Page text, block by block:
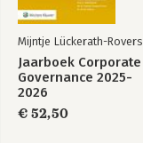
Bekijk alle boeken
Mijntje Lückerath-Rovers
Jaarboek Corporate
Governance 2025-
2026
€ 52,50